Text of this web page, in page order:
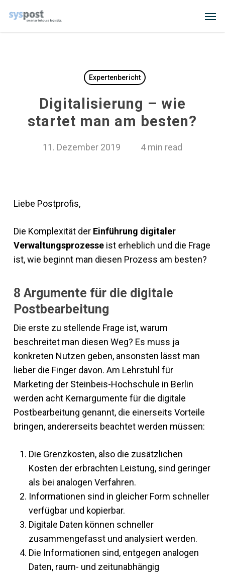
Expertenbericht
Digitalisierung – wie
startet man am besten?
11. Dezember 2019 4 min read
Liebe Postprofis,
Die Komplexität der Einführung digitaler
Verwaltungsprozesseist erheblich und die Frage
ist, wie beginnt man diesen Prozess am besten?
8 Argumente für die digitale
Postbearbeitung
Die erste zu stellende Frage ist, warum
beschreitet man diesen Weg? Es muss ja
konkreten Nutzen geben, ansonsten lässt man
lieber die Finger davon. Am Lehrstuhl für
Marketing der Steinbeis-Hochschule in Berlin
werden acht Kernargumente für die digitale
Postbearbeitung genannt, die einerseits Vorteile
bringen, andererseits beachtet werden müssen:
Die Grenzkosten, also die zusätzlichen
Kosten der erbrachten Leistung, sind geringer
als bei analogen Verfahren.
Informationen sind in gleicher Form schneller
verfügbar und kopierbar.
Digitale Daten können schneller
zusammengefasst und analysiert werden.
Die Informationen sind, entgegen analogen
Daten, raum- und zeitunabhängig